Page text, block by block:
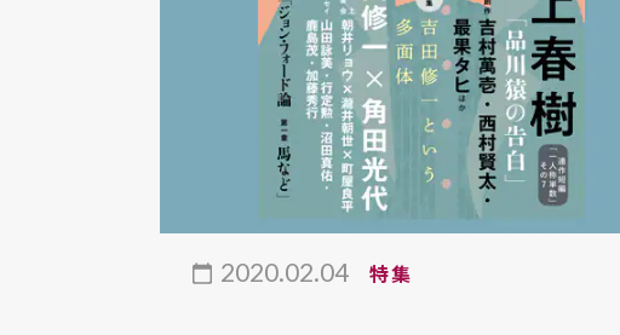
2020.02.04 特集